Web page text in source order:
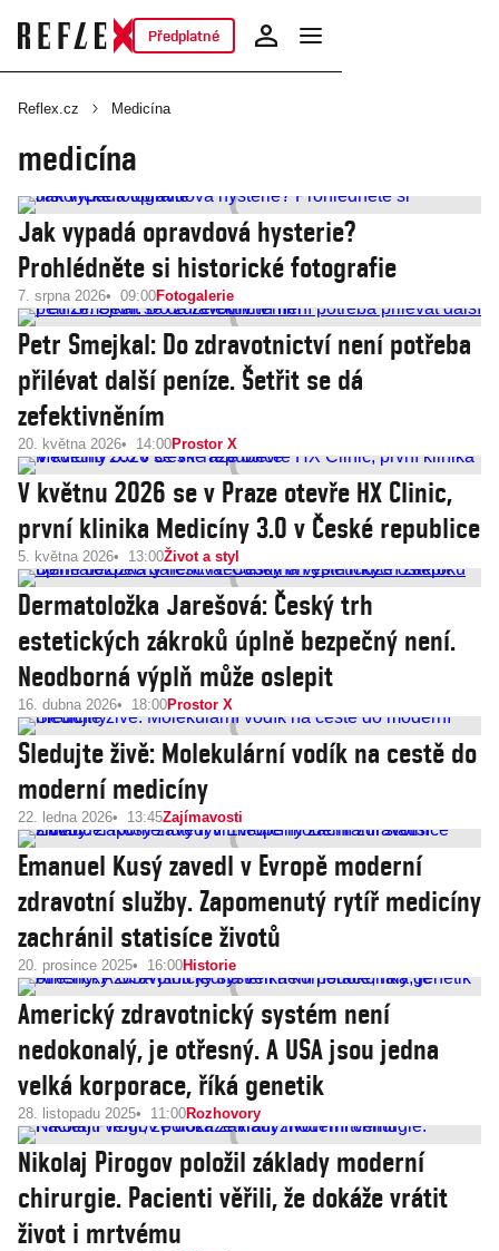
Předplatné
Reflex.cz Medicína
medicína
Jak vypadá opravdová hysterie?
Prohlédněte si historické fotografie
7. srpna 2026 09:00Fotogalerie
Petr Smejkal: Do zdravotnictví není potřeba
přilévat další peníze. Šetřit se dá
zefektivněním
20. května 2026 14:00Prostor X
V květnu 2026 se v Praze otevře HX Clinic,
první klinika Medicíny 3.0 v České republice
5. května 2026 13:00Život a styl
Dermatoložka Jarešová: Český trh
estetických zákroků úplně bezpečný není.
Neodborná výplň může oslepit
16. dubna 2026 18:00Prostor X
Sledujte živě: Molekulární vodík na cestě do
moderní medicíny
22. ledna 2026 13:45Zajímavosti
Emanuel Kusý zavedl v Evropě moderní
zdravotní služby. Zapomenutý rytíř medicíny
zachránil statisíce životů
20. prosince 2025 16:00Historie
Americký zdravotnický systém není
nedokonalý, je otřesný. A USA jsou jedna
velká korporace, říká genetik
28. listopadu 2025 11:00Rozhovory
Nikolaj Pirogov položil základy moderní
chirurgie. Pacienti věřili, že dokáže vrátit
život i mrtvému